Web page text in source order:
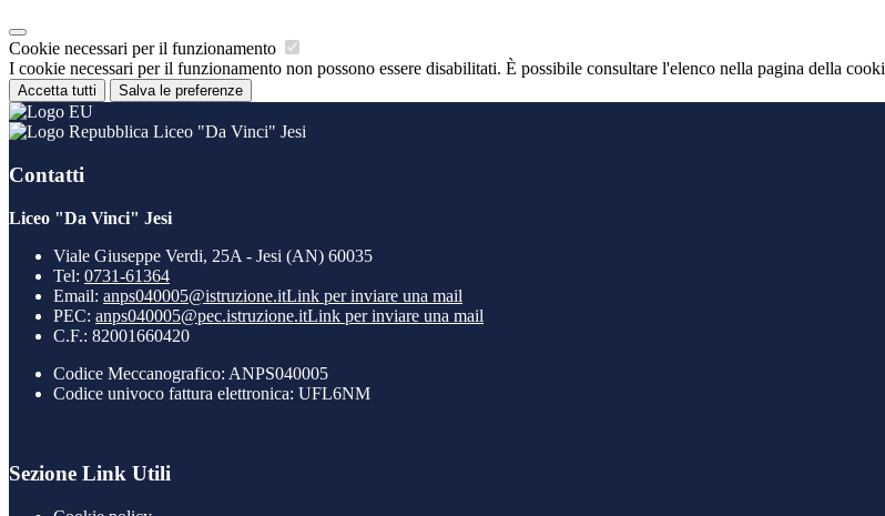
Cookie necessari per il funzionamento
I cookie necessari per il funzionamento non possono essere disabilitati. È possibile consultare l'elenco nella pagina della
Accetta tutti Salva le preferenze
Liceo "Da Vinci" Jesi
Contatti
Liceo "Da Vinci" Jesi
Viale Giuseppe Verdi, 25A - Jesi (AN) 60035
Tel: 0731-61364
Email: anps040005@istruzione.itLink per inviare una mail
PEC: anps040005@pec.istruzione.itLink per inviare una mail
C.F.: 82001660420
Codice Meccanografico: ANPS040005
Codice univoco fattura elettronica: UFL6NM
Sezione Link Utili